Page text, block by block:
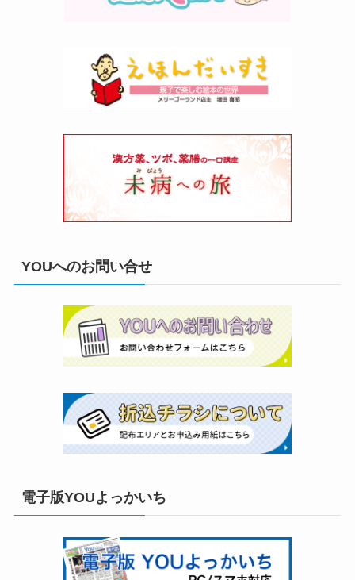
YOUへのお問い合せ
電子版YOUよっかいち